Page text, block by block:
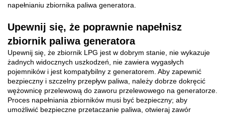
napełnianiu zbiornika paliwa generatora.
Upewnij się, że poprawnie napełnisz
zbiornik paliwa generatora
Upewnij się, że zbiornik LPG jest w dobrym stanie, nie wykazuje
żadnych widocznych uszkodzeń, nie zawiera wygasłych
pojemników i jest kompatybilny z generatorem. Aby zapewnić
bezpieczny i szczelny przepływ paliwa, należy dobrze dokręcić
wężownicę przelewową do zaworu przelewowego na generatorze.
Proces napełniania zbiorników musi być bezpieczny; aby
umożliwić bezpieczne przetaczanie paliwa, otwieraj zawór